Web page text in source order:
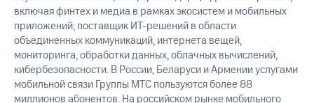
Еврооблигации-2023
Уведомление
о
погашении
именных
облигаций
Другое
включая финтех и медиа в рамках экосистем и мобильных
приложений; поставщик ИТ-решений в области
объединенных коммуникаций, интернета вещей,
мониторинга, обработки данных, облачных вычислений,
кибербезопасности. В России, Беларуси и Армении услугами
мобильной связи Группы МТС пользуются более 88
миллионов абонентов. На российском рынке мобильного